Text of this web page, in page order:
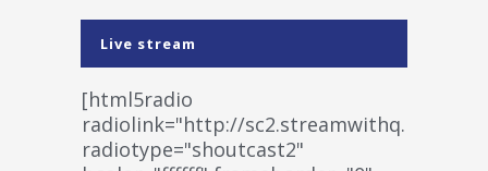
Live stream
[html5radio
radiolink="http://
radiotype="shoutcast2"